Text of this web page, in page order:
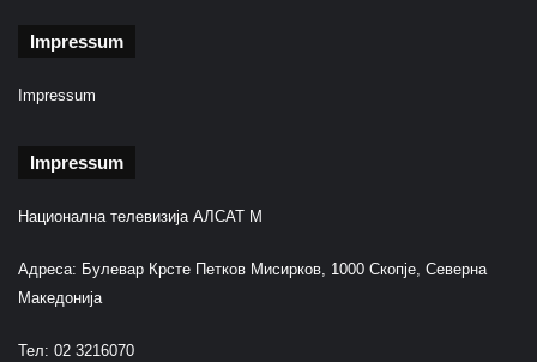
Impressum
Impressum
Impressum
Национална телевизија АЛСАТ М
Адреса: Булевар Крсте Петков Мисирков, 1000 Скопје, Северна
Македонија
Тел: 02 3216070